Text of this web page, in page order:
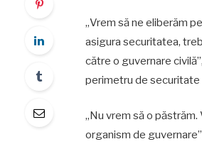
„Vrem să ne eliberăm
asigura securitatea,
către o guvernare
perimetru de securitate
„Nu vrem să o
organism de